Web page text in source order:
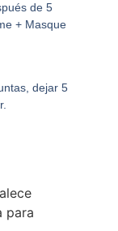
de 5
+ Masque
dejar 5
para